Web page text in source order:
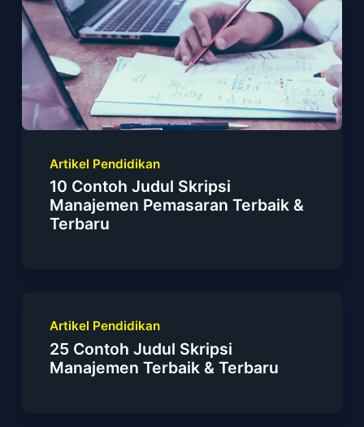
Artikel Pendidikan
10 Contoh Judul Skripsi
Manajemen Pemasaran Terbaik &
Terbaru
Artikel Pendidikan
25 Contoh Judul Skripsi
Manajemen Terbaik & Terbaru